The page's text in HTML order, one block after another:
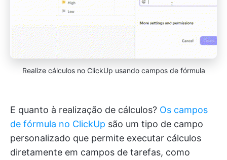
Realize cálculos no ClickUp usando campos de fórmula
E quanto à realização de cálculos? Os campos
de fórmula no ClickUp são um tipo de campo
personalizado que permite executar cálculos
diretamente em campos de tarefas, como